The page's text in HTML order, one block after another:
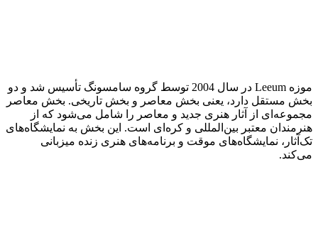
موزه Leeum در سال 2004 توسط گروه سامسونگ تأسیس شد و دو
بخش مستقل دارد، یعنی بخش معاصر و بخش تاریخی. بخش معاصر
مجموعه‌ای از آثار هنری جدید و معاصر را شامل می‌شود که از
هنرمندان معتبر بین‌المللی و کره‌ای است. این بخش به نمایشگاه‌های
تک‌آثار، نمایشگاه‌های موقت و برنامه‌های هنری زنده میزبانی
می‌کند.